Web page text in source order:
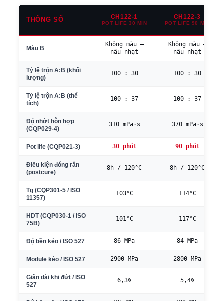
THÔNG SỐ CH122-1
POT LIFE 30 MIN
CH122-3
POT LIFE 90 MIN
Màu B
Không màu –
nâu nhạt
Không màu –
nâu nhạt
Tỷ lệ trộn A:B (khối
lượng)
100 : 30 100 : 30
Tỷ lệ trộn A:B (thể
tích)
100 : 37 100 : 37
Độ nhớt hỗn hợp
(CQP029-4)
310 mPa·s 370 mPa·s
Pot life (CQP021-3) 30 phút 90 phút
Điều kiện đóng rắn
(postcure)
8h / 120°C 8h / 120°C
Tg (CQP301-5 / ISO
11357)
103°C 114°C
HDT (CQP030-1 / ISO
75B)
101°C 117°C
Độ bền kéo / ISO 527 86 MPa 84 MPa
Module kéo / ISO 527 2900 MPa 2800 MPa
Giãn dài khi đứt / ISO
527
6,3% 5,4%